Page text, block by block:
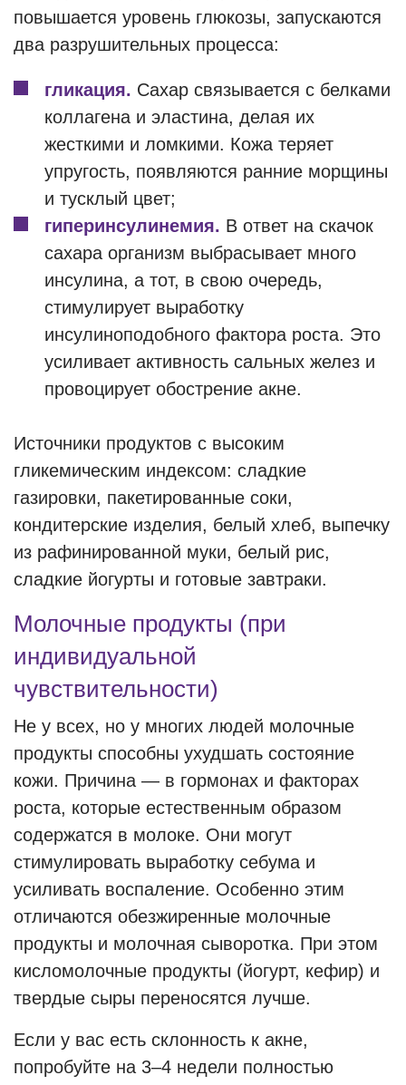
повышается уровень глюкозы, запускаются
два разрушительных процесса:
гликация. Сахар связывается с белками
коллагена и эластина, делая их
жесткими и ломкими. Кожа теряет
упругость, появляются ранние морщины
и тусклый цвет;
гиперинсулинемия. В ответ на скачок
сахара организм выбрасывает много
инсулина, а тот, в свою очередь,
стимулирует выработку
инсулиноподобного фактора роста. Это
усиливает активность сальных желез и
провоцирует обострение акне.
Источники продуктов с высоким
гликемическим индексом: сладкие
газировки, пакетированные соки,
кондитерские изделия, белый хлеб, выпечку
из рафинированной муки, белый рис,
сладкие йогурты и готовые завтраки.
Молочные продукты (при
индивидуальной
чувствительности)
Не у всех, но у многих людей молочные
продукты способны ухудшать состояние
кожи. Причина — в гормонах и факторах
роста, которые естественным образом
содержатся в молоке. Они могут
стимулировать выработку себума и
усиливать воспаление. Особенно этим
отличаются обезжиренные молочные
продукты и молочная сыворотка. При этом
кисломолочные продукты (йогурт, кефир) и
твердые сыры переносятся лучше.
Если у вас есть склонность к акне,
попробуйте на 3–4 недели полностью